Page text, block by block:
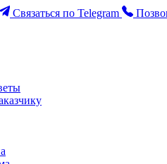
Связаться по Telegram